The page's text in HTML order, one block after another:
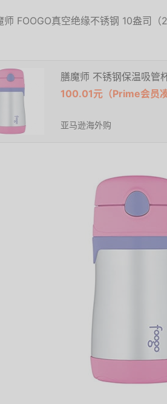
师 FOOGO真空绝缘不锈钢 10盎司
膳魔师 不锈钢保温吸管
100.01元（Prime会员
亚马逊海外购